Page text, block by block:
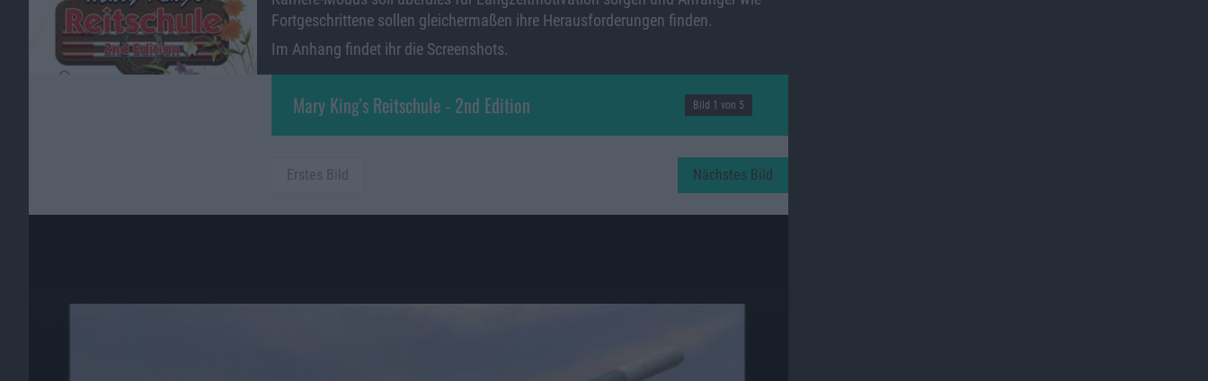
Fortgeschrittene sollen gleichermaßen ihre Herausforderungen finden.
Im Anhang findet ihr die Screenshots.
Mary King's Reitschule - 2nd Edition Bild 1 von 5
Erstes Bild Nächstes Bild